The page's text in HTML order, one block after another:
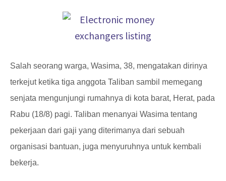
Salah seorang warga, Wasima, 38, mengatakan dirinya
terkejut ketika tiga anggota Taliban sambil memegang
senjata mengunjungi rumahnya di kota barat, Herat, pada
Rabu (18/8) pagi. Taliban menanyai Wasima tentang
pekerjaan dari gaji yang diterimanya dari sebuah
organisasi bantuan, juga menyuruhnya untuk kembali
bekerja.